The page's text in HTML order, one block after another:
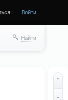
Войти
Найти